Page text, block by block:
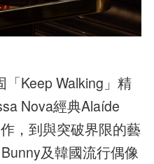
Keep Walking」精
Nova經典Alaíde
，到與突破界限的藝
及韓國流行偶像